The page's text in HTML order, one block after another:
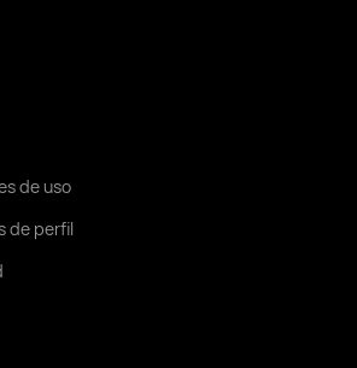
de uso
de perfil